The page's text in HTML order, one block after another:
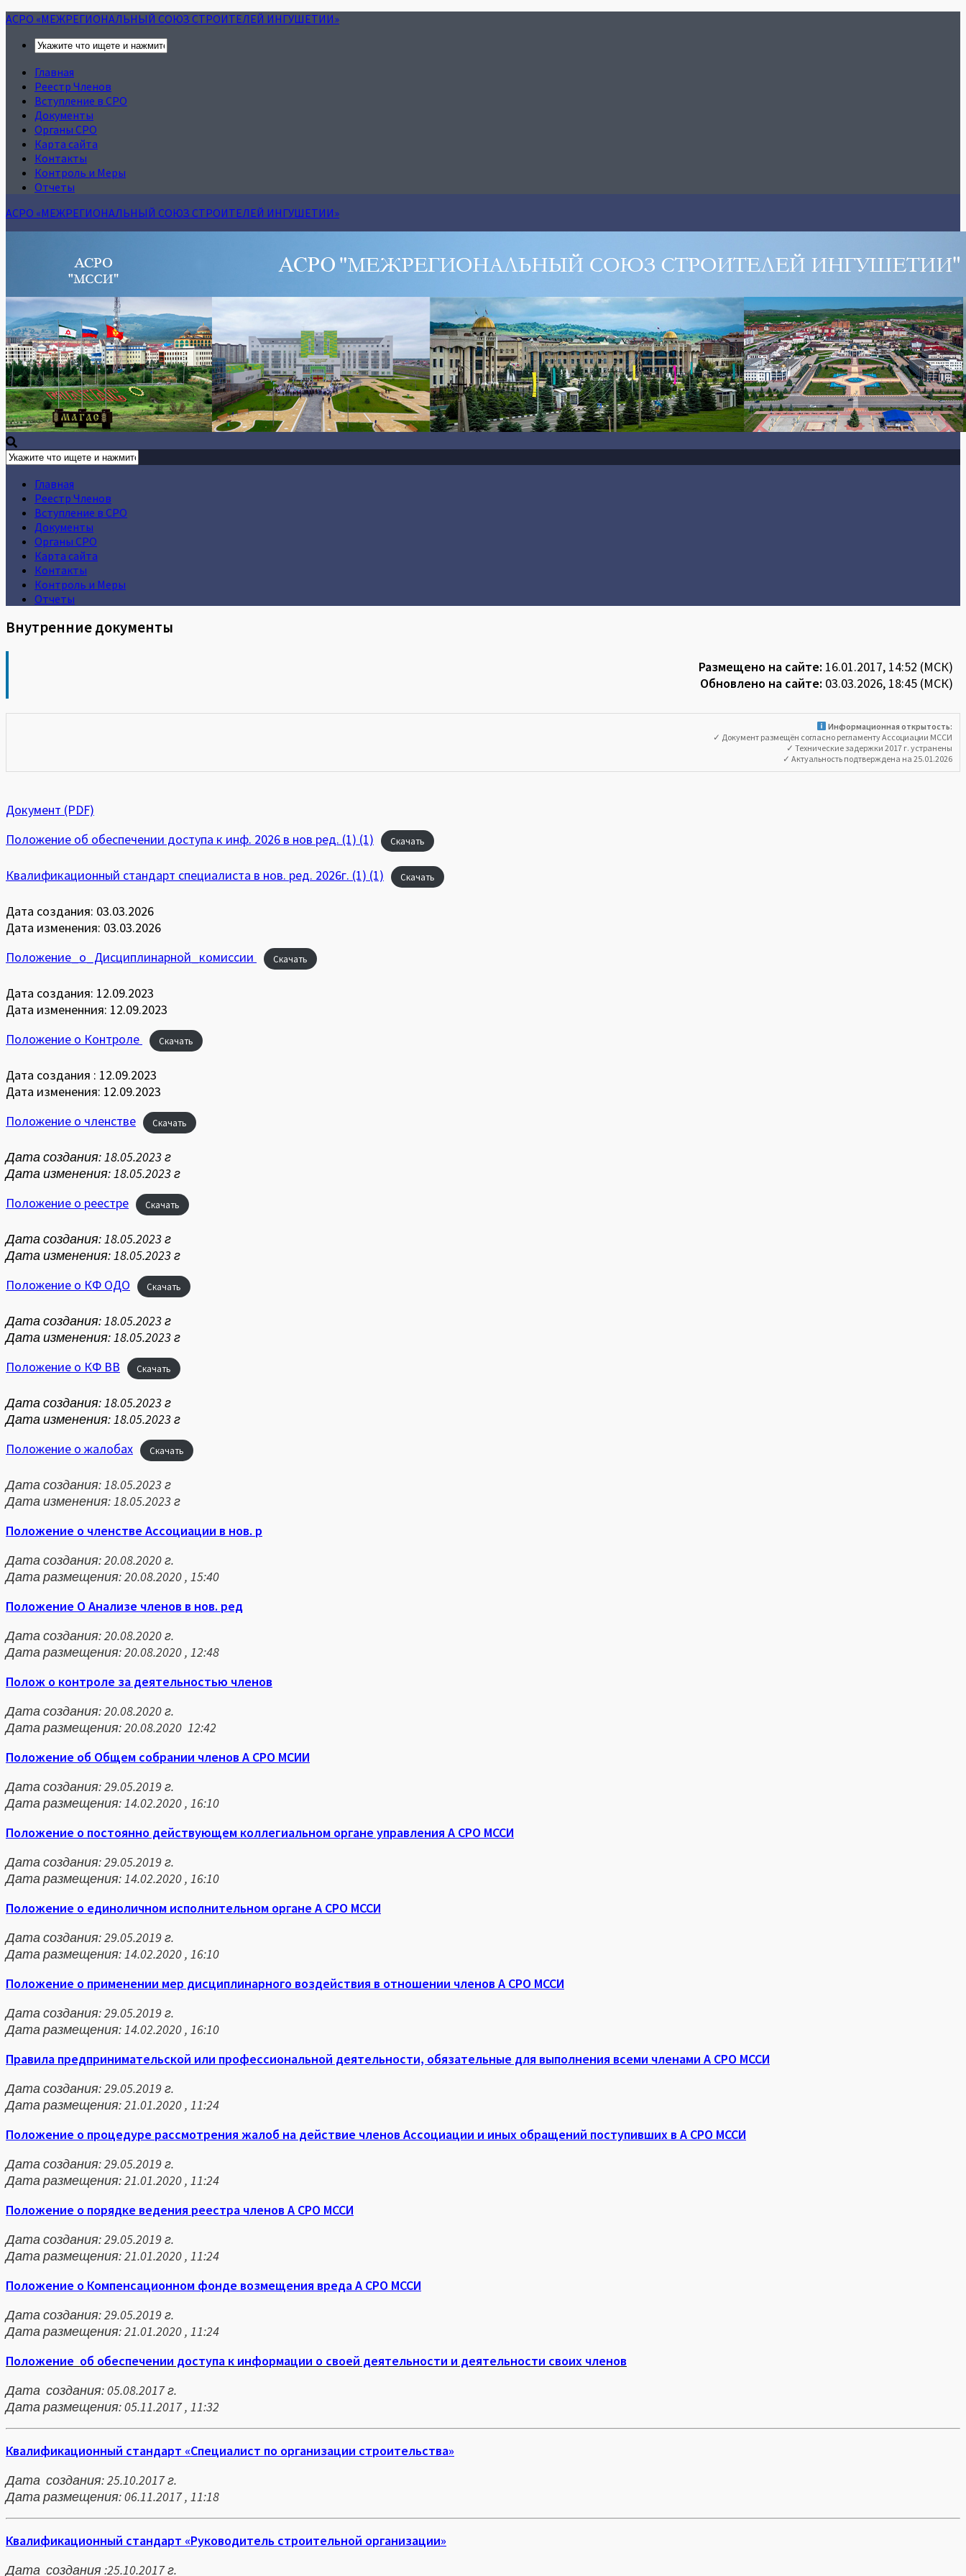
АСРО «МЕЖРЕГИОНАЛЬНЫЙ СОЮЗ СТРОИТЕЛЕЙ ИНГУШЕТИИ»
Главная
Реестр Членов
Вступление в СРО
Документы
Органы СРО
Карта сайта
Контакты
Контроль и Меры
Отчеты
АСРО «МЕЖРЕГИОНАЛЬНЫЙ СОЮЗ СТРОИТЕЛЕЙ ИНГУШЕТИИ»
Главная
Реестр Членов
Вступление в СРО
Документы
Органы СРО
Карта сайта
Контакты
Контроль и Меры
Отчеты
Внутренние документы
Размещено на сайте: 16.01.2017, 14:52 (МСК)
Обновлено на сайте: 03.03.2026, 18:45 (МСК)
Информационная открытость:
✓ Документ размещён согласно регламенту Ассоциации МССИ
✓ Технические задержки 2017 г. устранены
✓ Актуальность подтверждена на 25.01.2026
Документ (PDF)
Положение об обеспечении доступа к инф. 2026 в нов ред. (1) (1)
Скачать
Квалификационный стандарт специалиста в нов. ред. 2026г. (1) (1) Скачать
Дата создания: 03.03.2026
Дата изменения: 03.03.2026
Положение_о_Дисциплинарной_комиссии
Скачать
Дата создания: 12.09.2023
Дата измененния: 12.09.2023
Положение о Контроле
Скачать
Дата создания : 12.09.2023
Дата изменения: 12.09.2023
Положение о членстве
Скачать
Дата создания: 18.05.2023 г
Дата изменения: 18.05.2023 г
Положение о реестре
Скачать
Дата создания: 18.05.2023 г
Дата изменения: 18.05.2023 г
Положение о КФ ОДО
Скачать
Дата создания: 18.05.2023 г
Дата изменения: 18.05.2023 г
Положение о КФ ВВ
Скачать
Дата создания: 18.05.2023 г
Дата изменения: 18.05.2023 г
Положение о жалобах
Скачать
Дата создания: 18.05.2023 г
Дата изменения: 18.05.2023 г
Положение о членстве Ассоциации в нов. р
Дата создания: 20.08.2020 г.
Дата размещения: 20.08.2020 , 15:40
Положение О Анализе членов в нов. ред
Дата создания: 20.08.2020 г.
Дата размещения: 20.08.2020 , 12:48
Полож о контроле за деятельностью членов
Дата создания: 20.08.2020 г.
Дата размещения: 20.08.2020 12:42
Положение об Общем собрании членов А СРО МСИИ
Дата создания: 29.05.2019 г.
Дата размещения: 14.02.2020 , 16:10
Положение о постоянно действующем коллегиальном органе управления А СРО МССИ
Дата создания: 29.05.2019 г.
Дата размещения: 14.02.2020 , 16:10
Положение о единоличном исполнительном органе А СРО МССИ
Дата создания: 29.05.2019 г.
Дата размещения: 14.02.2020 , 16:10
Положение о применении мер дисциплинарного воздействия в отношении членов А СРО МССИ
Дата создания: 29.05.2019 г.
Дата размещения: 14.02.2020 , 16:10
Правила предпринимательской или профессиональной деятельности, обязательные для выполнения всеми членами А СРО МССИ
Дата создания: 29.05.2019 г.
Дата размещения: 21.01.2020 , 11:24
Положение о процедуре рассмотрения жалоб на действие членов Ассоциации и иных обращений поступивших в А СРО МССИ
Дата создания: 29.05.2019 г.
Дата размещения: 21.01.2020 , 11:24
Положение о порядке ведения реестра членов А СРО МССИ
Дата создания: 29.05.2019 г.
Дата размещения: 21.01.2020 , 11:24
Положение о Компенсационном фонде возмещения вреда А СРО МССИ
Дата создания: 29.05.2019 г.
Дата размещения: 21.01.2020 , 11:24
Положение об обеспечении доступа к информации о своей деятельности и деятельности своих членов
Дата создания: 05.08.2017 г.
Дата размещения: 05.11.2017 , 11:32
Квалификационный стандарт «Специалист по организации строительства»
Дата создания: 25.10.2017 г.
Дата размещения: 06.11.2017 , 11:18
Квалификационный стандарт «Руководитель строительной организации»
Дата создания :25.10.2017 г.